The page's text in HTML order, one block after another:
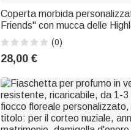
Coperta morbida
Friends" con mucca delle
coniglio e volpi, con nome,
per la cameretta, regalo per
e neonato
(0)
28,00 €